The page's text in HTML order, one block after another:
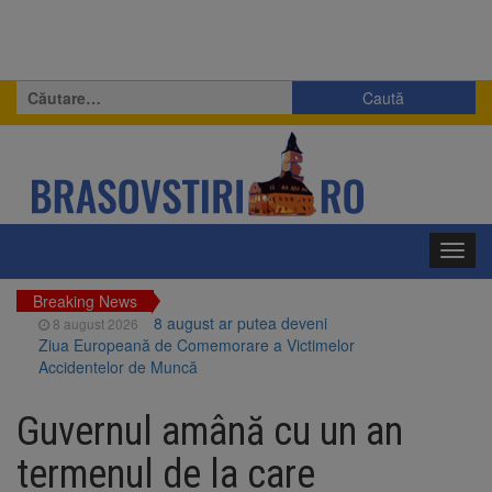
Caută
după:
Breaking News
8 august 2026
8 august ar putea deveni
Ziua Europeană de Comemorare a Victimelor
Accidentelor de Muncă
fostului complex Duplex 91, de lângă Piața
Star
Ungaria renunță la apelul
pentru reducerea consumului de energie.
Guvernul amână cu un an
termenul de la care